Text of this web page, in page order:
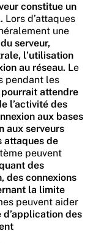
constitue un
Lors d’attaques
une
serveur,
l’utilisation
au réseau. Le
pendant les
pourrait attendre
l’activité des
aux bases
aux serveurs
attaques de
peuvent
des
des connexions
la limite
peuvent aider
des